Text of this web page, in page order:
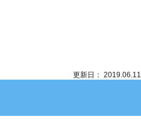
更新日： 2019.06.11